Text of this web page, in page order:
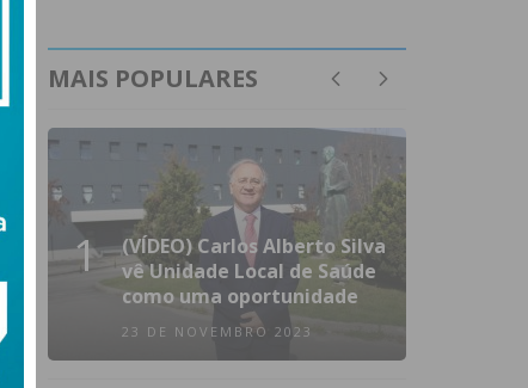
MAIS POPULARES
1
(VÍDEO) Carlos Alberto Silva
vê Unidade Local de Saúde
como uma oportunidade
23 DE NOVEMBRO 2023